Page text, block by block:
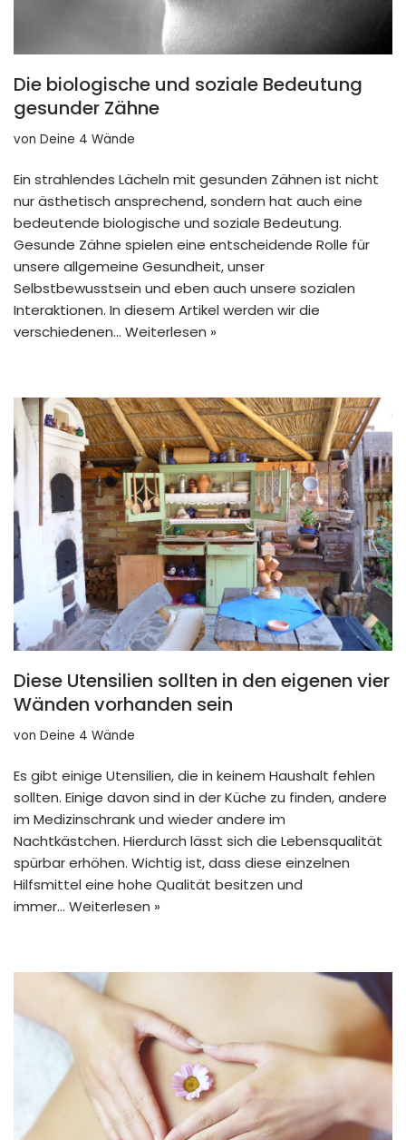
Die biologische und soziale Bedeutung
gesunder Zähne
von Deine 4 Wände
Ein strahlendes Lächeln mit gesunden Zähnen ist nicht
nur ästhetisch ansprechend, sondern hat auch eine
bedeutende biologische und soziale Bedeutung.
Gesunde Zähne spielen eine entscheidende Rolle für
unsere allgemeine Gesundheit, unser
Selbstbewusstsein und eben auch unsere sozialen
Interaktionen. In diesem Artikel werden wir die
verschiedenen… Weiterlesen »
Diese Utensilien sollten in den eigenen vier
Wänden vorhanden sein
von Deine 4 Wände
Es gibt einige Utensilien, die in keinem Haushalt fehlen
sollten. Einige davon sind in der Küche zu finden, andere
im Medizinschrank und wieder andere im
Nachtkästchen. Hierdurch lässt sich die Lebensqualität
spürbar erhöhen. Wichtig ist, dass diese einzelnen
Hilfsmittel eine hohe Qualität besitzen und
immer… Weiterlesen »